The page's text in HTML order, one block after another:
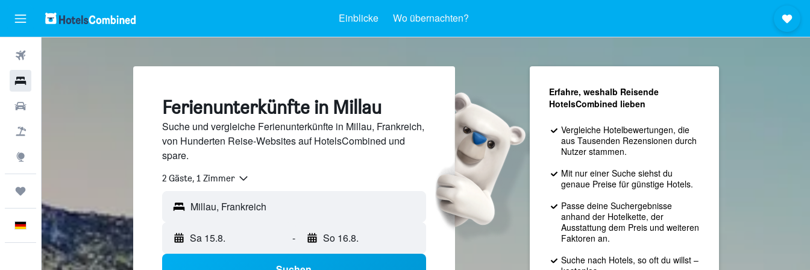
Einblicke Wo übernachten?
Deutsch
Ferienunterkünfte in Millau
Suche und vergleiche Ferienunterkünfte in Millau, Frankreich,
von Hunderten Reise-Websites auf HotelsCombined und
spare.
2 Gäste, 1 Zimmer
Sa 15.8. - So 16.8.
Erfahre, weshalb Reisende
HotelsCombined lieben
Vergleiche Hotelbewertungen, die
aus Tausenden Rezensionen durch
Nutzer stammen.
Mit nur einer Suche siehst du
genaue Preise für günstige Hotels.
Passe deine Suchergebnisse
anhand der Hotelkette, der
Ausstattung dem Preis und weiteren
Faktoren an.
Suche nach Hotels, so oft du willst –